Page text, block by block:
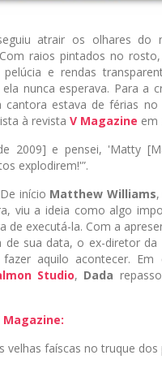
atrair os olhares do
raios pintados no
e rendas
nunca esperava. Para a
estava de férias no
à revista V Magazine em
2009] e pensei, 'Matty
explodirem!'”.
início Matthew Williams
viu a ideia como algo
de executá-la. Com a
sua data, o ex-diretor da
aquilo acontecer.
Studio, Dada
Magazine:
velhas faíscas no truque dos